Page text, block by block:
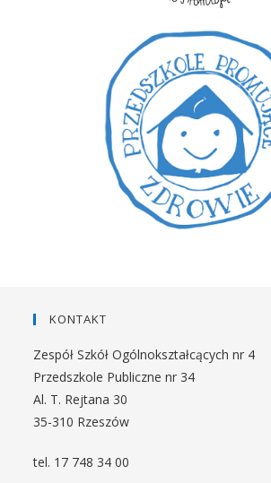
KONTAKT
Zespół Szkół Ogólnokształcących nr 4
Przedszkole Publiczne nr 34
Al. T. Rejtana 30
35-310 Rzeszów
tel. 17 748 34 00